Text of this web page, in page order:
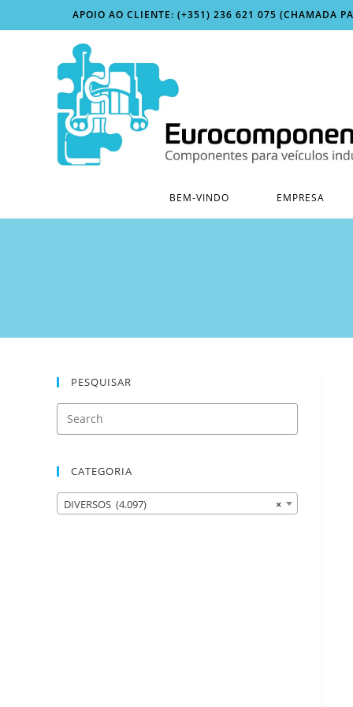
to
APOIO AO CLIENTE: (+351) 236 621 075 (CHAMADA
BEM-VINDO EMPRESA
PESQUISAR
CATEGORIA
×
DIVERSOS (4.097)